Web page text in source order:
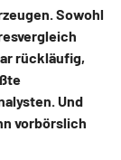
Sowohl
rückläufig,
Und
vorbörslich